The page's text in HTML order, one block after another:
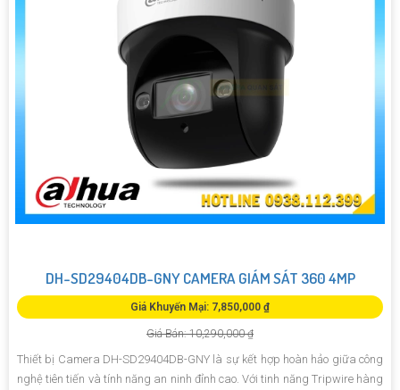
DH-SD29404DB-GNY CAMERA GIÁM SÁT 360 4MP
Giá Khuyến Mại: 7,850,000 ₫
Giá Bán: 10,290,000 ₫
Thiết bị Camera DH-SD29404DB-GNY là sự kết hợp hoàn hảo giữa công
nghệ tiên tiến và tính năng an ninh đỉnh cao. Với tinh năng Tripwire hàng